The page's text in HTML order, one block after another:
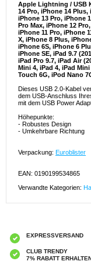
Apple Lightning / USB
14 Pro, iPhone 14 Plus,
iPhone 13 Pro, iPhone
Pro Max, iPhone 12
iPhone 11 Pro, iPhone
X, iPhone 8 Plus,
iPhone 6S, iPhone 6
iPhone SE, iPad 9.7
iPad Pro 9.7, iPad Air
Mini 4, iPad 4, iPad
Touch 6G, iPod Nano
Dieses USB 2.0-Kabel
dem USB-Anschluss
mit dem USB Power
Höhepunkte:
- Robustes Design
- Umkehrbare Richtung
Verpackung: Euroblister
EAN: 0190199534865
Verwandte Kategorien:
EXPRESSVERSAND
CLUB TRENDY
7% RABATT